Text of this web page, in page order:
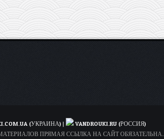
(УКРАИНА) |
VANDROUKI.RU (РОССИЯ)
МАТЕРИАЛОВ ПРЯМАЯ ССЫЛКА НА САЙТ ОБЯЗАТЕЛЬНА.